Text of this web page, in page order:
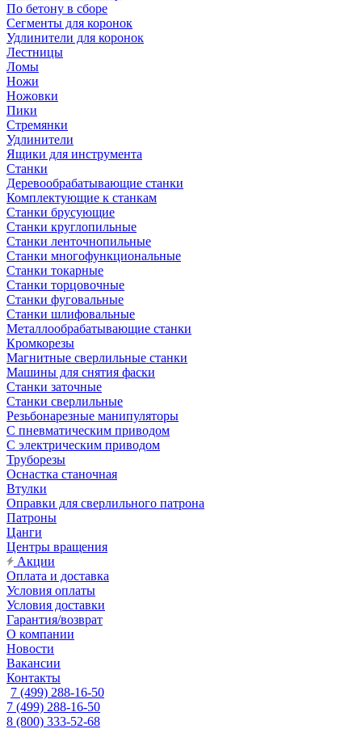
По бетону в сборе
Сегменты для коронок
Удлинители для коронок
Лестницы
Ломы
Ножи
Ножовки
Пики
Стремянки
Удлинители
Ящики для инструмента
Станки
Деревообрабатывающие станки
Комплектующие к станкам
Станки брусующие
Станки круглопильные
Станки ленточнопильные
Станки многофункциональные
Станки токарные
Станки торцовочные
Станки фуговальные
Станки шлифовальные
Металлообрабатывающие станки
Кромкорезы
Магнитные сверлильные станки
Машины для снятия фаски
Станки заточные
Станки сверлильные
Резьбонарезные манипуляторы
С пневматическим приводом
С электрическим приводом
Труборезы
Оснастка станочная
Втулки
Оправки для сверлильного патрона
Патроны
Цанги
Центры вращения
Акции
Оплата и доставка
Условия оплаты
Условия доставки
Гарантия/возврат
О компании
Новости
Вакансии
Контакты
7 (499) 288-16-50
7 (499) 288-16-50
8 (800) 333-52-68